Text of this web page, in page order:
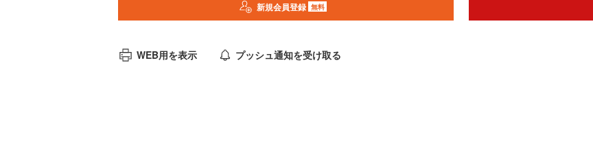
新規会員登録 無料
WEB用を表示 プッシュ通知を受け取る